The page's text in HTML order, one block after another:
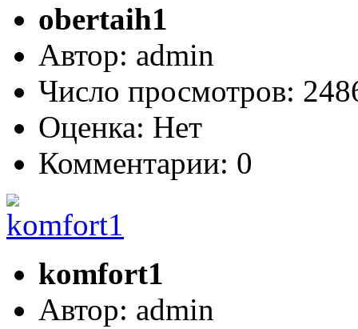
obertaih1
Автор: admin
Число просмотров:
Оценка: Нет
Комментарии: 0
komfort1
Автор: admin